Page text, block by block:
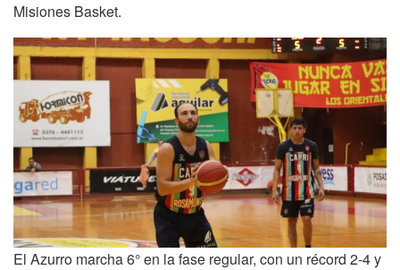
Misiones Basket.
El Azurro marcha 6° en la fase regular, con un récord 2-4 y